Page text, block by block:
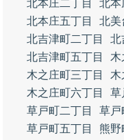
北本庄二丁目
北本
北本庄五丁目
北美
北吉津町二丁目
北
北吉津町五丁目
木
木之庄町三丁目
木
木之庄町六丁目
草
草戸町二丁目
草戸
草戸町五丁目
熊野